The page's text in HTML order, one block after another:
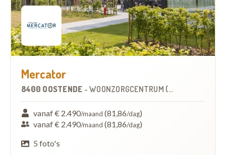
Mercator
8400 OOSTENDE - WOONZORGCENTRUM (WZC)
vanaf € 2.490/maand (81,86/dag)
vanaf € 2.490/maand (81,86/dag)
5 foto's